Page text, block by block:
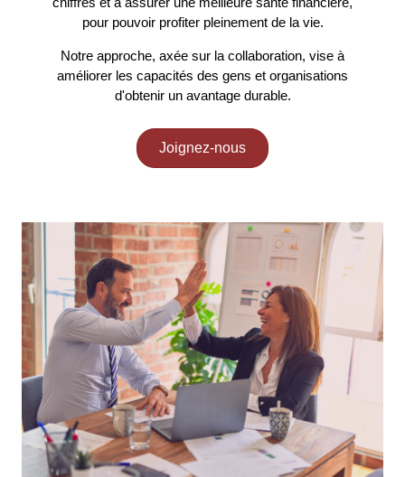
pour pouvoir profiter pleinement de la vie.
Notre approche, axée sur la collaboration, vise à
améliorer les capacités des gens et organisations
d'obtenir un avantage durable.
Joignez-nous